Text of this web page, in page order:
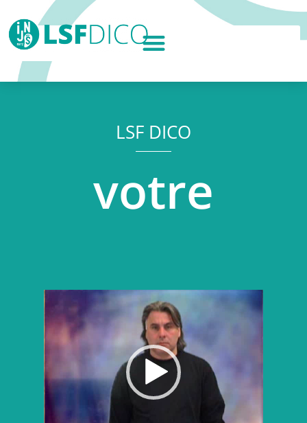
LSF DICO
votre
Lecteur
vidéo